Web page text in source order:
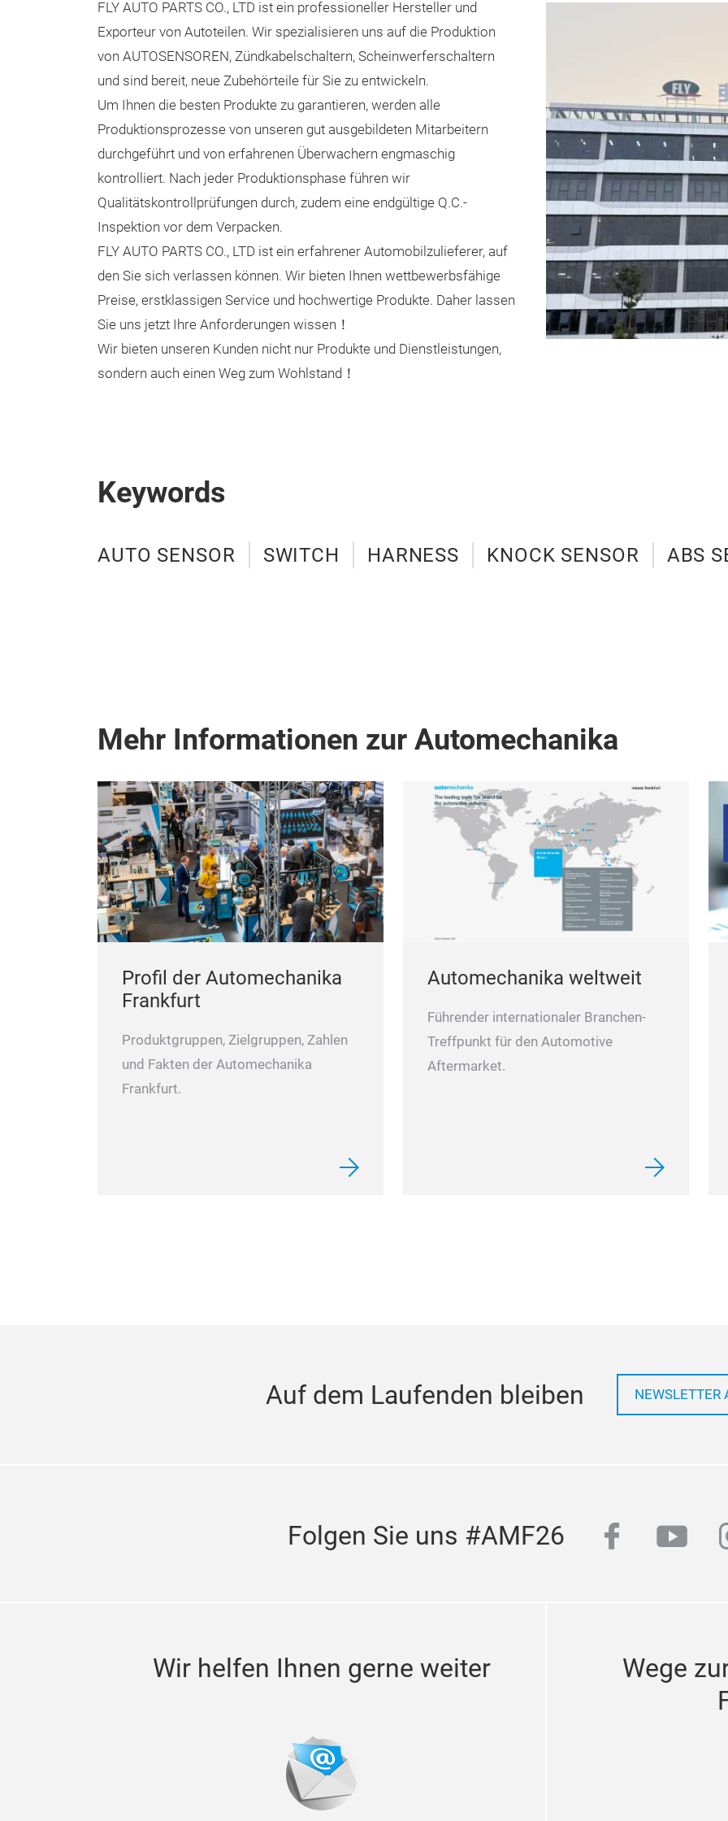
FLY AUTO PARTS CO., LTD ist ein professioneller Hersteller und
Exporteur von Autoteilen. Wir spezialisieren uns auf die Produktion
von AUTOSENSOREN, Zündkabelschaltern, Scheinwerferschaltern
und sind bereit, neue Zubehörteile für Sie zu entwickeln.
Um Ihnen die besten Produkte zu garantieren, werden alle
Produktionsprozesse von unseren gut ausgebildeten Mitarbeitern
durchgeführt und von erfahrenen Überwachern engmaschig
kontrolliert. Nach jeder Produktionsphase führen wir
Qualitätskontrollprüfungen durch, zudem eine endgültige Q.C.-
Inspektion vor dem Verpacken.
FLY AUTO PARTS CO., LTD ist ein erfahrener Automobilzulieferer, auf
den Sie sich verlassen können. Wir bieten Ihnen wettbewerbsfähige
Preise, erstklassigen Service und hochwertige Produkte. Daher lassen
Sie uns jetzt Ihre Anforderungen wissen！
Wir bieten unseren Kunden nicht nur Produkte und Dienstleistungen,
sondern auch einen Weg zum Wohlstand！
Keywords
AUTO SENSOR SWITCH HARNESS KNOCK SENSOR ABS
Mehr Informationen zur Automechanika
Profil der Automechanika
Frankfurt
Produktgruppen, Zielgruppen, Zahlen
und Fakten der Automechanika
Frankfurt.
Automechanika weltweit
Führender internationaler Branchen-
Treffpunkt für den Automotive
Aftermarket.
Auf dem Laufenden bleiben NEWSLETTER
Folgen Sie uns #AMF26 facebook
Wir helfen Ihnen gerne weiter
Wege